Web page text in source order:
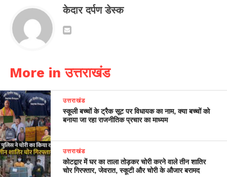
केदार दर्पण डेस्क
More in उत्तराखंड
उत्तराखंड
स्कूली बच्चों के ट्रैक सूट पर विधायक का नाम, क्या बच्चों को
बनाया जा रहा राजनीतिक प्रचार का माध्यम
उत्तराखंड
कोटद्वार में घर का ताला तोड़कर चोरी करने वाले तीन शातिर
चोर गिरफ्तार, जेवरात, स्कूटी और चोरी के औजार बरामद